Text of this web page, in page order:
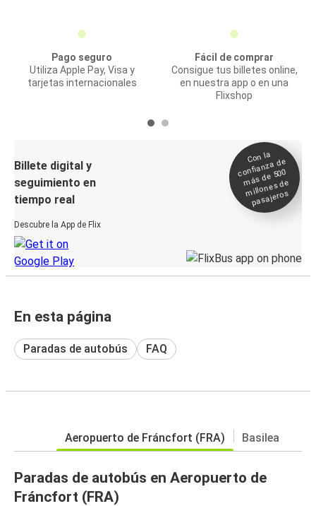
Pago seguro
Utiliza Apple Pay, Visa y
tarjetas internacionales
Fácil de comprar
Consigue tus billetes online,
en nuestra app o en una
Flixshop
Billete digital y
seguimiento en
tiempo real
Descubre la App de Flix
Con la
confianza de
más de 500
millones de
pasajeros
En esta página
Paradas de autobús FAQ
Aeropuerto de Fráncfort (FRA) Basilea
Paradas de autobús en Aeropuerto de
Fráncfort (FRA)